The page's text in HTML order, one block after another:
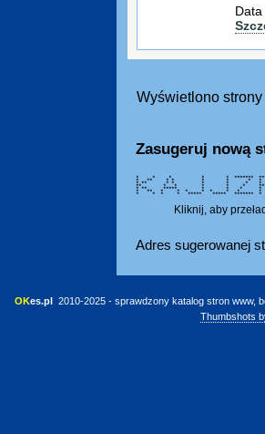
Wyświetlono
Zasugeruj nową
* * * * * *******
* ** * * * * *
* ** * * * * *
** * * * * * ****
* ** ***** * * *
* ** * * * * * *
* * * * ***** *****
Kliknij, aby
Adres sugerowanej
OKes.pl 2010-2025 - sprawdzony katalog stron www,
Thumbshots